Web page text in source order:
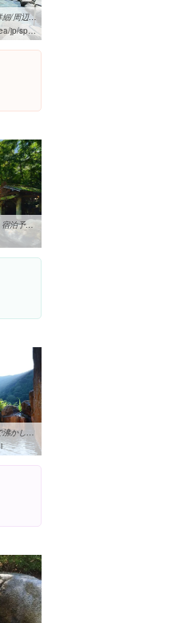
ひがしせふり温泉 山茶花の湯 詳細/周辺情報| NAVITIME Travel
J0052719
黒川温泉 山あいの宿 山みず木 - 宿泊予約は【じゃらんnet】
九酔渓温泉 渓谷の宿 二匹の鬼で沸かしなし、加水なし、ろ過なしの上質 ...